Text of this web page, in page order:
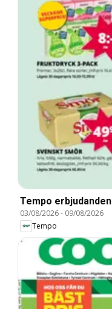
Tempo erbjudanden
03/08/2026- 09/08/2026
Tempo